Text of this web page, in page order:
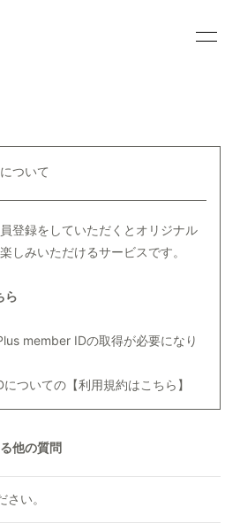
DISCOGRAPHY
PHOTO
ついて
登録をしていただくとオリジナル
しみいただけるサービスです。
ら
member IDの取得が必要になり
ついての【利用規約はこちら 】
他の質問
い。